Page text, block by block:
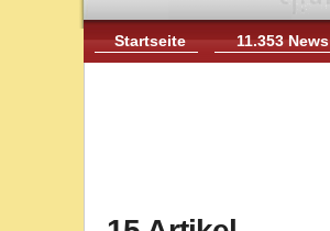
Startseite 11.353 News